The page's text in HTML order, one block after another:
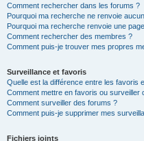
Comment rechercher dans les forums ?
Pourquoi ma recherche ne renvoie
Pourquoi ma recherche renvoie une
Comment rechercher des membres ?
Comment puis-je trouver mes propres
Surveillance et favoris
Quelle est la différence entre les favoris
Comment mettre en favoris ou surveiller
Comment surveiller des forums ?
Comment puis-je supprimer mes
Fichiers joints